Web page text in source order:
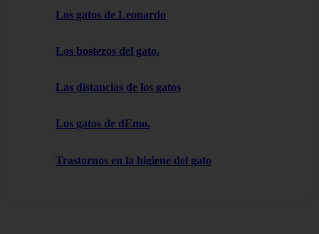
Los gatos de Leonardo
Los bostezos del gato.
Las distancias de los gatos
Los gatos de dEmo.
Trastornos en la higiene del gato